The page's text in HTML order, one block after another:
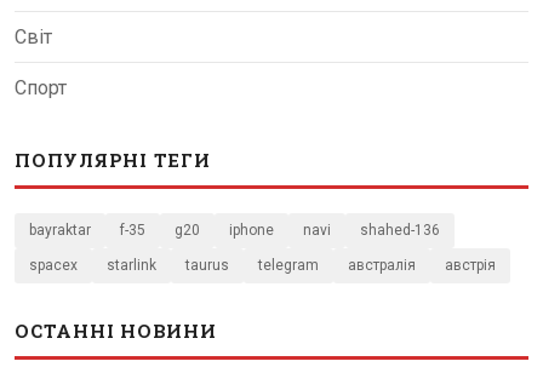
Світ
Спорт
ПОПУЛЯРНІ ТЕГИ
bayraktar f-35 g20 iphone navi shahed-136
spacex starlink taurus telegram австралія австрія
ОСТАННІ НОВИНИ